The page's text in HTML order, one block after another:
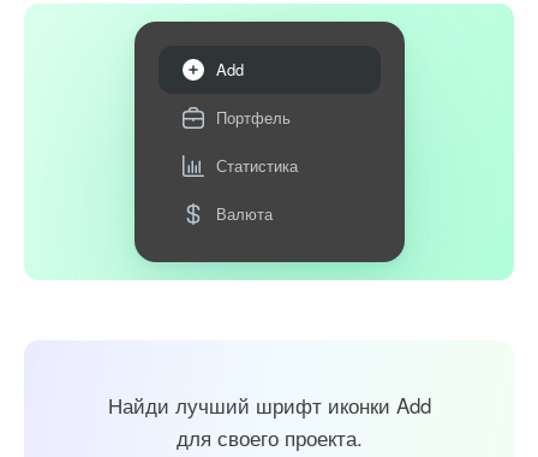
Add
Портфель
Статистика
Валюта
Найди лучший шрифт иконки Add
для своего проекта.